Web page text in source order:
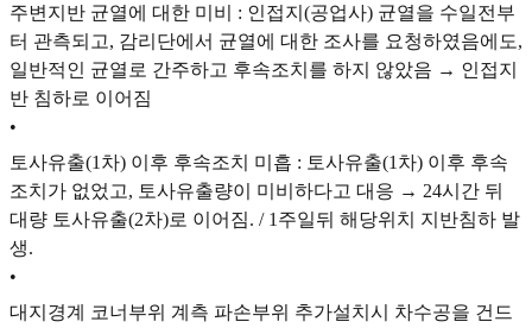
주변지반 균열에 대한 미비 : 인접지(공업사) 균열을 수일전부
터 관측되고, 감리단에서 균열에 대한 조사를 요청하였음에도,
일반적인 균열로 간주하고 후속조치를 하지 않았음 → 인접지
반 침하로 이어짐
•
토사유출(1차) 이후 후속조치 미흡 : 토사유출(1차) 이후 후속
조치가 없었고, 토사유출량이 미비하다고 대응 → 24시간 뒤
대량 토사유출(2차)로 이어짐. / 1주일뒤 해당위치 지반침하 발
생.
•
대지경계 코너부위 계측 파손부위 추가설치시 차수공을 건드